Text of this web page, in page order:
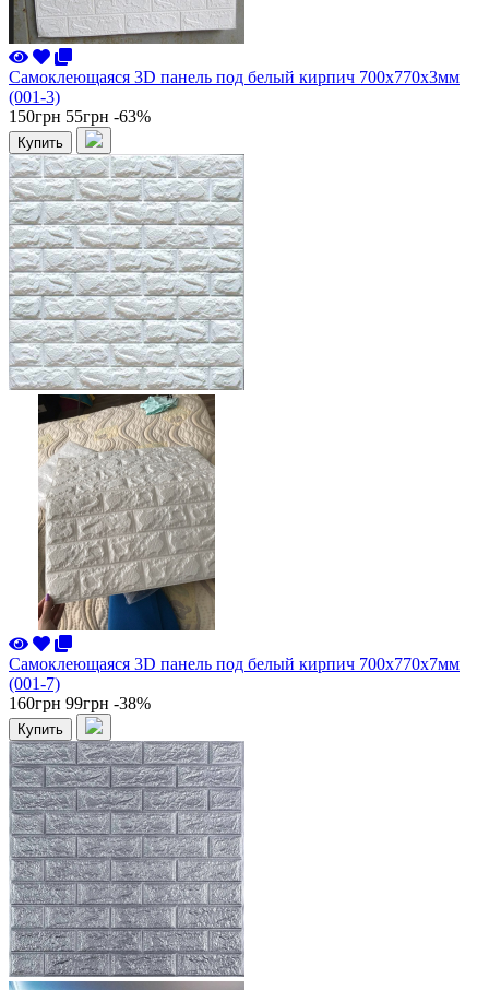
Самоклеющаяся 3D панель под белый кирпич 700x770x3мм
(001-3)
150грн 55грн -63%
Купить
Самоклеющаяся 3D панель под белый кирпич 700x770x7мм
(001-7)
160грн 99грн -38%
Купить